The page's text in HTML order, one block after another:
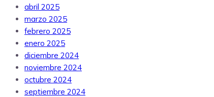
abril 2025
marzo 2025
febrero 2025
enero 2025
diciembre 2024
noviembre 2024
octubre 2024
septiembre 2024